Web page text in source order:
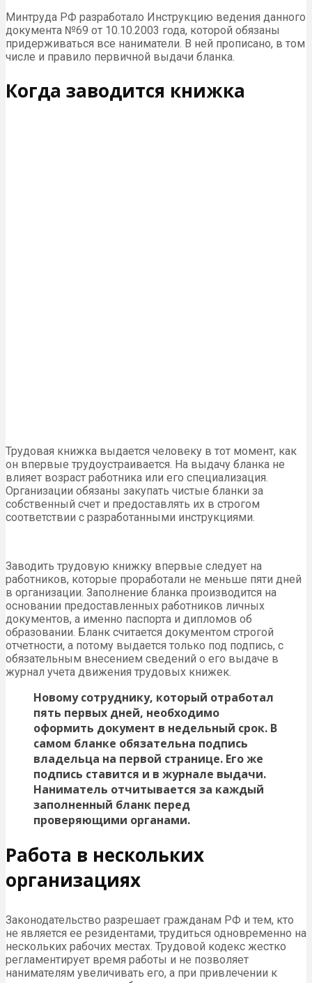
Минтруда РФ разработало Инструкцию ведения данного
документа №69 от 10.10.2003 года, которой обязаны
придерживаться все наниматели. В ней прописано, в том
числе и правило первичной выдачи бланка.
Когда заводится книжка
Трудовая книжка выдается человеку в тот момент, как
он впервые трудоустраивается. На выдачу бланка не
влияет возраст работника или его специализация.
Организации обязаны закупать чистые бланки за
собственный счет и предоставлять их в строгом
соответствии с разработанными инструкциями.
Заводить трудовую книжку впервые следует на
работников, которые проработали не меньше пяти дней
в организации. Заполнение бланка производится на
основании предоставленных работников личных
документов, а именно паспорта и дипломов об
образовании. Бланк считается документом строгой
отчетности, а потому выдается только под подпись, с
обязательным внесением сведений о его выдаче в
журнал учета движения трудовых книжек.
Новому сотруднику, который отработал
пять первых дней, необходимо
оформить документ в недельный срок. В
самом бланке обязательна подпись
владельца на первой странице. Его же
подпись ставится и в журнале выдачи.
Наниматель отчитывается за каждый
заполненный бланк перед
проверяющими органами.
Работа в нескольких
организациях
Законодательство разрешает гражданам РФ и тем, кто
не является ее резидентами, трудиться одновременно на
нескольких рабочих местах. Трудовой кодекс жестко
регламентирует время работы и не позволяет
нанимателям увеличивать его, а при привлечении к